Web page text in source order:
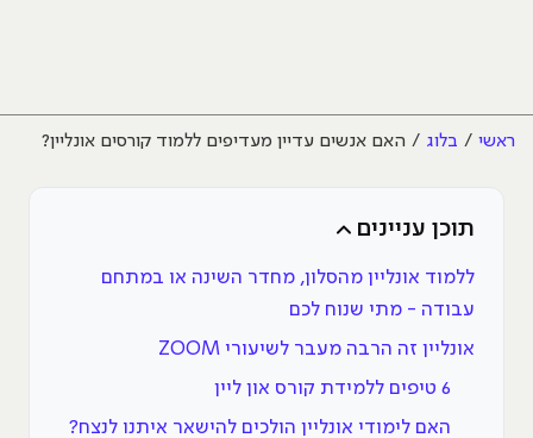
ראשי בלוג האם אנשים עדיין מעדיפים ללמוד קורסים אונליין?
תוכן עניינים
ללמוד אונליין מהסלון, מחדר השינה או במתחם
עבודה - מתי שנוח לכם
אונליין זה הרבה מעבר לשיעורי ZOOM
6 טיפים ללמידת קורס און ליין
האם לימודי אונליין הולכים להישאר איתנו לנצח?